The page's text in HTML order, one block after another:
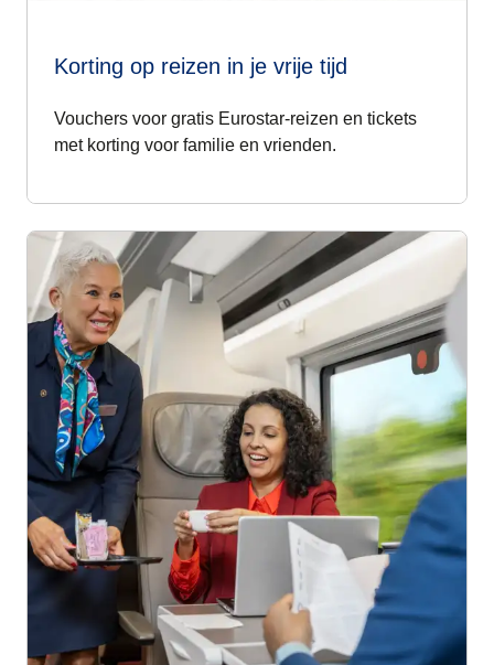
Korting op reizen in je vrije tijd
Vouchers voor gratis Eurostar-reizen en tickets
met korting voor familie en vrienden.